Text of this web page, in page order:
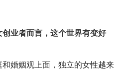
业者而言，这个世界有变好
婚姻观上面，独立的女性越来